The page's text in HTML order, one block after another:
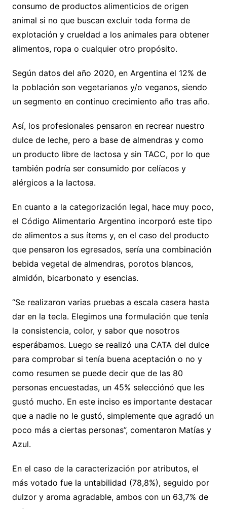
consumo de productos alimenticios de origen
animal si no que buscan excluir toda forma de
explotación y crueldad a los animales para obtener
alimentos, ropa o cualquier otro propósito.
Según datos del año 2020, en Argentina el 12% de
la población son vegetarianos y/o veganos, siendo
un segmento en continuo crecimiento año tras año.
Así, los profesionales pensaron en recrear nuestro
dulce de leche, pero a base de almendras y como
un producto libre de lactosa y sin TACC, por lo que
también podría ser consumido por celíacos y
alérgicos a la lactosa.
En cuanto a la categorización legal, hace muy poco,
el Código Alimentario Argentino incorporó este tipo
de alimentos a sus ítems y, en el caso del producto
que pensaron los egresados, sería una combinación
bebida vegetal de almendras, porotos blancos,
almidón, bicarbonato y esencias.
“Se realizaron varias pruebas a escala casera hasta
dar en la tecla. Elegimos una formulación que tenía
la consistencia, color, y sabor que nosotros
esperábamos. Luego se realizó una CATA del dulce
para comprobar si tenía buena aceptación o no y
como resumen se puede decir que de las 80
personas encuestadas, un 45% selecciónó que les
gustó mucho. En este inciso es importante destacar
que a nadie no le gustó, simplemente que agradó un
poco más a ciertas personas”, comentaron Matías y
Azul.
En el caso de la caracterización por atributos, el
más votado fue la untabilidad (78,8%), seguido por
dulzor y aroma agradable, ambos con un 63,7% de